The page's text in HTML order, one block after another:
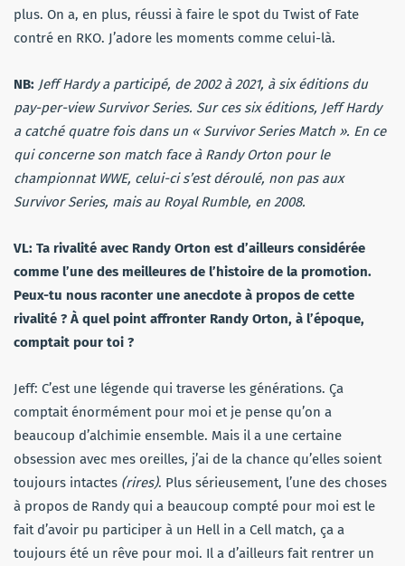
plus. On a, en plus, réussi à faire le spot du Twist of Fate
contré en RKO. J’adore les moments comme celui-là.
NB: Jeff Hardy a participé, de 2002 à 2021, à six éditions du
pay-per-view Survivor Series. Sur ces six éditions, Jeff Hardy
a catché quatre fois dans un « Survivor Series Match ». En ce
qui concerne son match face à Randy Orton pour le
championnat WWE, celui-ci s’est déroulé, non pas aux
Survivor Series, mais au Royal Rumble, en 2008.
VL: Ta rivalité avec Randy Orton est d’ailleurs considérée
comme l’une des meilleures de l’histoire de la promotion.
Peux-tu nous raconter une anecdote à propos de cette
rivalité ? À quel point affronter Randy Orton, à l’époque,
comptait pour toi ?
Jeff: C’est une légende qui traverse les générations. Ça
comptait énormément pour moi et je pense qu’on a
beaucoup d’alchimie ensemble. Mais il a une certaine
obsession avec mes oreilles, j’ai de la chance qu’elles soient
toujours intactes (rires). Plus sérieusement, l’une des choses
à propos de Randy qui a beaucoup compté pour moi est le
fait d’avoir pu participer à un Hell in a Cell match, ça a
toujours été un rêve pour moi. Il a d’ailleurs fait rentrer un